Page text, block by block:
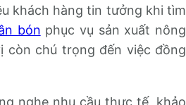
khách hàng tin tưởng khi tìm
bón phục vụ sản xuất nông
còn chú trọng đến việc đồng